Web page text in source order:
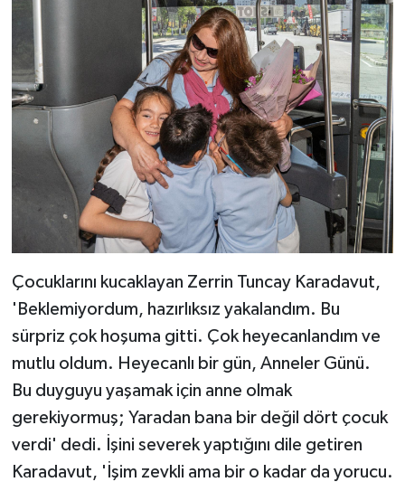
Çocuklarını kucaklayan Zerrin Tuncay Karadavut,
'Beklemiyordum, hazırlıksız yakalandım. Bu
sürpriz çok hoşuma gitti. Çok heyecanlandım ve
mutlu oldum. Heyecanlı bir gün, Anneler Günü.
Bu duyguyu yaşamak için anne olmak
gerekiyormuş; Yaradan bana bir değil dört çocuk
verdi' dedi. İşini severek yaptığını dile getiren
Karadavut, 'İşim zevkli ama bir o kadar da yorucu.